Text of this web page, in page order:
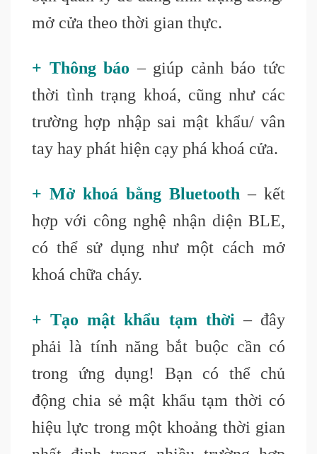
mở cửa theo thời gian thực.
+ Thông báo – giúp cảnh báo tức
thời tình trạng khoá, cũng như các
trường hợp nhập sai mật khẩu/ vân
tay hay phát hiện cạy phá khoá cửa.
+ Mở khoá bằng Bluetooth – kết
hợp với công nghệ nhận diện BLE,
có thể sử dụng như một cách mở
khoá chữa cháy.
+ Tạo mật khẩu tạm thời– đây
phải là tính năng bắt buộc cần có
trong ứng dụng! Bạn có thể chủ
động chia sẻ mật khẩu tạm thời có
hiệu lực trong một khoảng thời gian